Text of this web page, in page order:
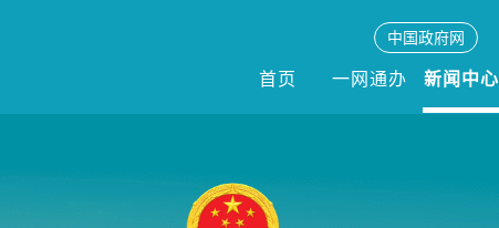
中国政府网
首页 一网通办 新闻中心